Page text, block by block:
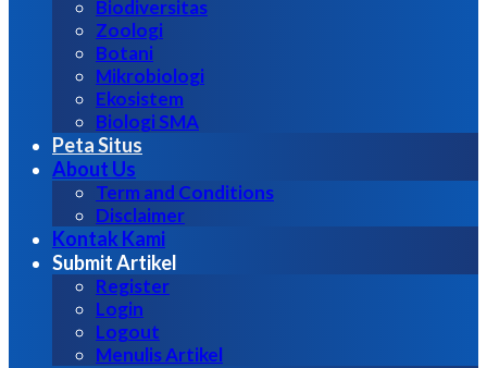
Biodiversitas
Zoologi
Botani
Mikrobiologi
Ekosistem
Biologi SMA
Peta Situs
About Us
Term and Conditions
Disclaimer
Kontak Kami
Submit Artikel
Register
Login
Logout
Menulis Artikel